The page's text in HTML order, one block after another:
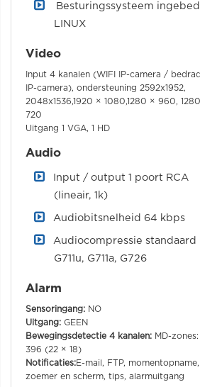
Besturingssysteem ingebed
LINUX
Video
Input 4 kanalen (WIFI IP-camera /
IP-camera), ondersteuning 2592x1952,
2048x1536,1920 × 1080,1280 × 960,
720
Uitgang 1 VGA, 1 HD
Audio
Input / output 1 poort RCA
(lineair, 1k)
Audiobitsnelheid 64 kbps
Audiocompressie standaard
G711u, G711a, G726
Alarm
Sensoringang: NO
Uitgang: GEEN
Bewegingsdetectie 4 kanalen: MD-zones:
396 (22 × 18)
Notificaties:E-mail, FTP, momentopname,
zoemer en scherm, tips, alarmuitgang